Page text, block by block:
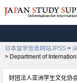
日本留学信息网站JPSS >
> Department of
财团法人亚洲学生文化协